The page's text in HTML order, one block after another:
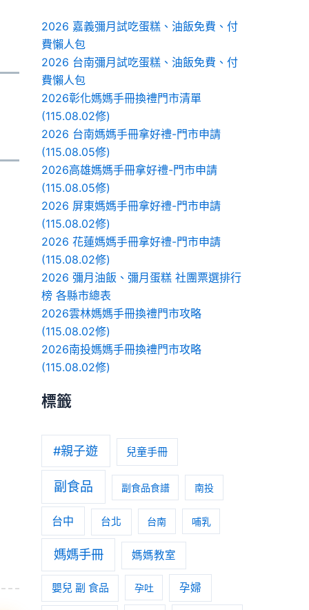
2026 嘉義彌月試吃蛋糕、油飯免費、付
費懶人包
2026 台南彌月試吃蛋糕、油飯免費、付
費懶人包
2026彰化媽媽手冊換禮門市清單
(115.08.02修)
2026 台南媽媽手冊拿好禮-門市申請
(115.08.05修)
2026高雄媽媽手冊拿好禮-門市申請
(115.08.05修)
2026 屏東媽媽手冊拿好禮-門市申請
(115.08.02修)
2026 花蓮媽媽手冊拿好禮-門市申請
(115.08.02修)
2026 彌月油飯、彌月蛋糕 社團票選排行
榜 各縣市總表
2026雲林媽媽手冊換禮門市攻略
(115.08.02修)
2026南投媽媽手冊換禮門市攻略
(115.08.02修)
標籤
#親子遊 兒童手冊
副食品 副食品食譜 南投
台中 台北 台南 哺乳
媽媽手冊 媽媽教室
嬰兒 副 食品 孕吐 孕婦